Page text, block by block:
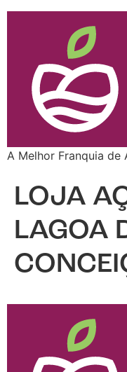
A Melhor Franquia de
LOJA
LAGOA